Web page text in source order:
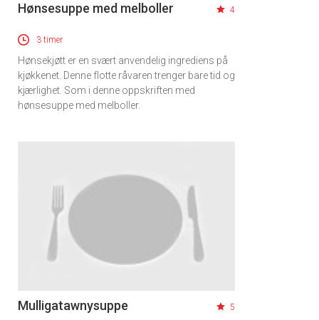
Hønsesuppe med melboller 4
3 timer
Hønsekjøtt er en svært anvendelig ingrediens på
kjøkkenet. Denne flotte råvaren trenger bare tid og
kjærlighet. Som i denne oppskriften med
hønsesuppe med melboller.
Mulligatawnysuppe 5